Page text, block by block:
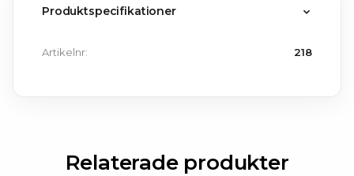
Produktspecifikationer
Artikelnr: 218
Relaterade produkter